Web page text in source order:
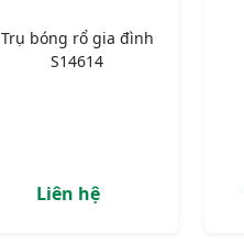
Trụ bóng rổ gia đình
S14614
Liên hệ